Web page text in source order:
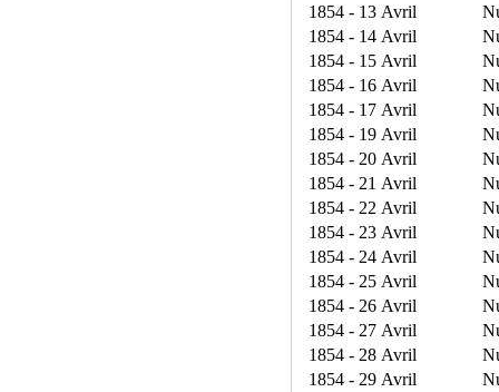
1854 - 13 Avril
1854 - 14 Avril
1854 - 15 Avril
1854 - 16 Avril
1854 - 17 Avril
1854 - 19 Avril
1854 - 20 Avril
1854 - 21 Avril
1854 - 22 Avril
1854 - 23 Avril
1854 - 24 Avril
1854 - 25 Avril
1854 - 26 Avril
1854 - 27 Avril
1854 - 28 Avril
1854 - 29 Avril